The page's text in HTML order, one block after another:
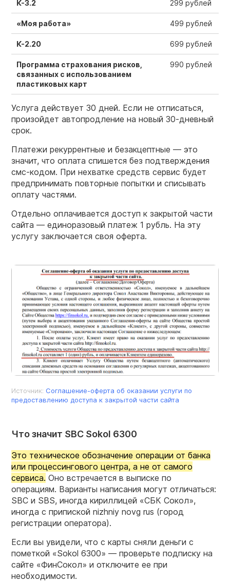
К-3.2 299 рублей
«Моя работа» 499 рублей
К-2.20 699 рублей
Программа страхования рисков,
связанных с использованием
пластиковых карт
990 рублей
Услуга действует 30 дней. Если не отписаться,
произойдет автопродление на новый 30-дневный
срок.
Платежи рекуррентные и безакцептные — это
значит, что оплата спишется без подтверждения
смс-кодом. При нехватке средств сервис будет
предпринимать повторные попытки и списывать
оплату частями.
Отдельно оплачивается доступ к закрытой части
сайта — единоразовый платеж 1 рубль. На эту
услугу заключается своя оферта.
Источник: Соглашение-оферта об оказании услуги по
предоставлению доступа к закрытой части сайта
Что значит SBC Sokol 6300
Это техническое обозначение операции от банка
или процессингового центра, а не от самого
сервиса. Оно встречается в выписке по
операциям. Варианты написания могут отличаться:
SBC и SBS, иногда кириллицей «СБК Сокол»,
иногда с припиской nizhniy novg rus (город
регистрации оператора).
Если вы увидели, что с карты сняли деньги с
пометкой «Sokol 6300» — проверьте подписку на
сайте «ФинСокол» и отключите ее при
необходимости.